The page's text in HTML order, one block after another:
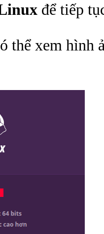
để tiếp
thể xem hình